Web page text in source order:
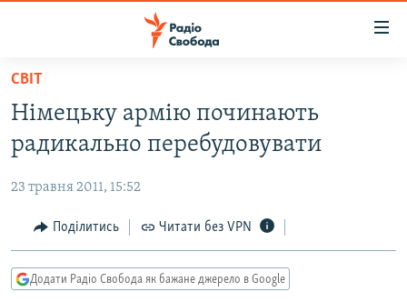
Перейти
основного
матеріалу
Перейти
до
навігації
Перейти
до
ВСЕ ЗА ДОБУ
СТАТТІ
ПОЛІТИКА
ЕКОНОМІКА
КУЛЬТУРА
ВІЙНА
РОСІЙСЬКА «ФІЛЬТРАЦІЯ»
КРИМ.РЕАЛІЇ
СВІТ
Німецьку армію починають
радикально перебудовувати
23 травня 2011, 15:52
Поділитись Читати без VPN
Додати Радіо Свобода як бажане джерело в Google